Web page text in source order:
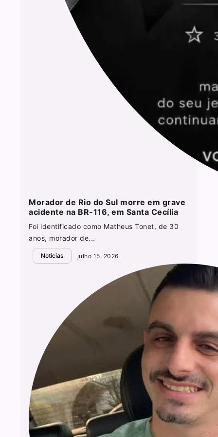
Morador de Rio do Sul morre em grave
acidente na BR-116, em Santa Cecília
Foi identificado como Matheus Tonet, de 30
anos, morador de...
Notícias julho 15, 2026